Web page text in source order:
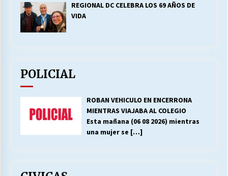
REGIONAL DC CELEBRA LOS 69 AÑOS DE
VIDA
POLICIAL
ROBAN VEHICULO EN ENCERRONA
MIENTRAS VIAJABA AL COLEGIO
Esta mañana (06 08 2026) mientras
una mujer se […]